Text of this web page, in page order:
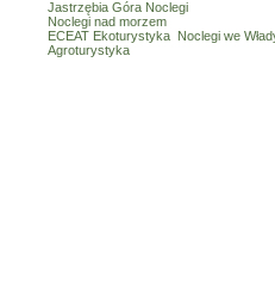
Jastrzębia Góra Noclegi
Noclegi nad morzem
ECEAT Ekoturystyka Noclegi we
Agroturystyka